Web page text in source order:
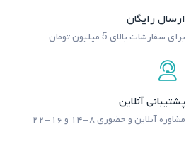
ارسال رایگان
برای سفارشات بالای 5 میلیون تومان
پشتیبانی آنلاین
مشاوره آنلاین و حضوری ۸-۱۴ و ۱۶-۲۲